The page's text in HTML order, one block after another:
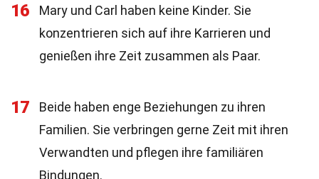
16
Mary und Carl haben keine Kinder. Sie
konzentrieren sich auf ihre Karrieren und
genießen ihre Zeit zusammen als Paar.
17
Beide haben enge Beziehungen zu ihren
Familien. Sie verbringen gerne Zeit mit ihren
Verwandten und pflegen ihre familiären
Bindungen.